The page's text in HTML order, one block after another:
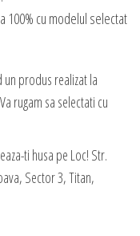
100% cu modelul selectat
un produs realizat la
rugam sa selectati cu
ti husa pe Loc! Str.
Sector 3, Titan,